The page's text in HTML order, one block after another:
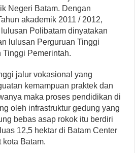
Negeri Batam. Dengan
akademik 2011 / 2012,
Polibatam dinyatakan
lulusan Perguruan Tinggi
Tinggi Pemerintah.
jalur vokasional yang
kemampuan praktek dan
maka proses pendidikan di
oleh infrastruktur gedung yang
bebas asap rokok itu berdiri
12,5 hektar di Batam Center
kota Batam.